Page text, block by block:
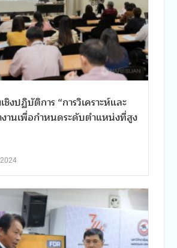
งปฏิบัติการ “การวิเคราะห์และ
งานเพื่อกำหนดระดับตำแหน่งที่สูง